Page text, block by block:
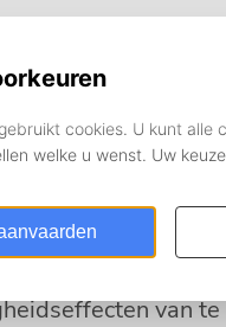
de maximale
om
van te